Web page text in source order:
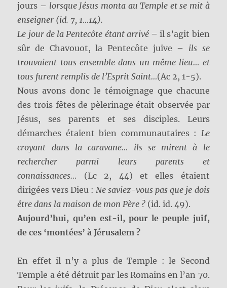
jours – lorsque Jésus monta au Temple et se mit à
enseigner (id. 7, 1…14).
Le jour de la Pentecôte étant arrivé – il s’agit bien
sûr de Chavouot, la Pentecôte juive – ils se
trouvaient tous ensemble dans un même lieu… et
tous furent remplis de l’Esprit Saint…(Ac 2, 1-5).
Nous avons donc le témoignage que chacune
des trois fêtes de pèlerinage était observée par
Jésus, ses parents et ses disciples. Leurs
démarches étaient bien communautaires : Le
croyant dans la caravane… ils se mirent à le
rechercher parmi leurs parents et
connaissances… (Lc 2, 44) et elles étaient
dirigées vers Dieu : Ne saviez-vous pas que je dois
être dans la maison de mon Père ? (id. id. 49).
Aujourd’hui, qu’en est-il, pour le peuple juif,
de ces ‘montées’ à Jérusalem ?
En effet il n’y a plus de Temple : le Second
Temple a été détruit par les Romains en l’an 70.